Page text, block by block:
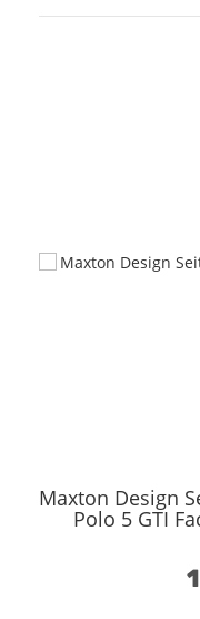
Maxton Design
Polo 5 GTI